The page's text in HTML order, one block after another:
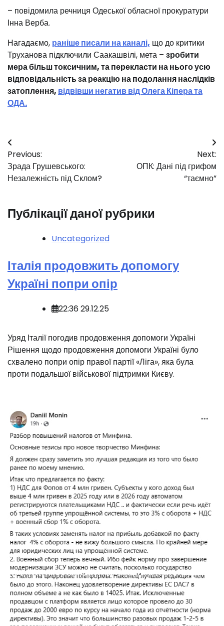
– повідомила речниця Одеської обласної прокуратури
Інна Верба.
Нагадаємо, раніше писали на каналі, що до критики
Труханова підключили Саакашвілі, мета – зробити
мера більш токсичним, та перекласти на нього усю
відповідальність за реакцію на подолання наслідків
затоплення, відвівши негатив від Олега Кіпера та
ОДА.
Навігація
записів
Previous:
Зрада Грушевського:
Незалежність під Склом?
Next:
ОПК: Дані під грифом
“таємно”
Публікації даної рубрики
Uncategorized
Італія продовжить допомогу
Україні попри опір
22:36 29.12.25
Уряд Італії погодив продовження допомоги Україні
Рішення щодо продовження допомоги Україні було
схвалено попри опір правої партії «Ліга», яка була
проти подальшої військової підтримки Києву.